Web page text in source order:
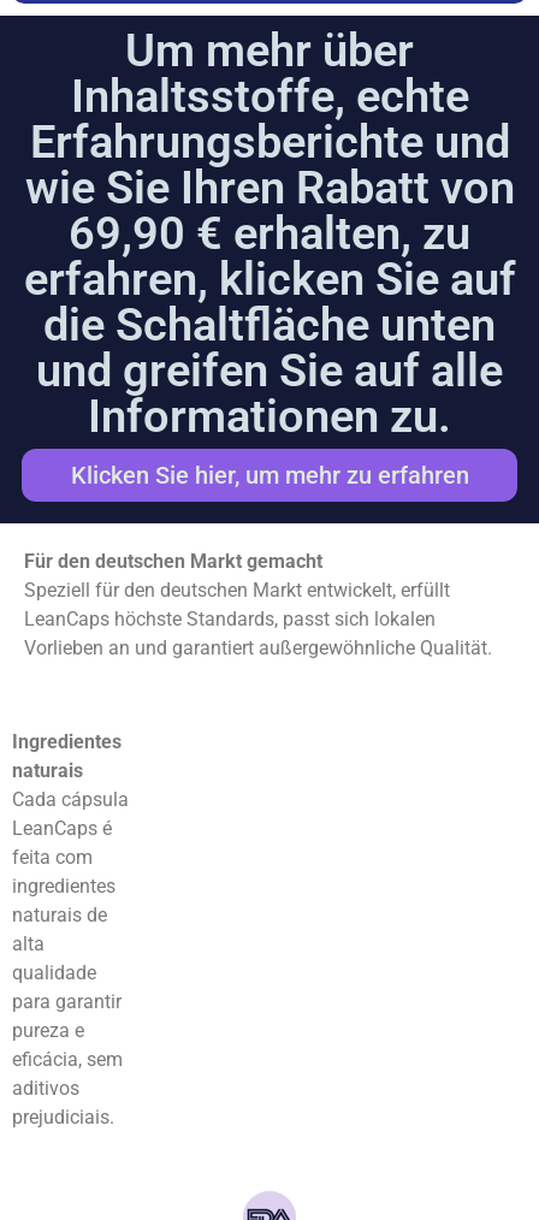
Um mehr über
Inhaltsstoffe, echte
Erfahrungsberichte und
wie Sie Ihren Rabatt von
69,90 € erhalten, zu
erfahren, klicken Sie auf
die Schaltfläche unten
und greifen Sie auf alle
Informationen zu.
Klicken Sie hier, um mehr zu erfahren
Für den deutschen Markt gemacht
Speziell für den deutschen Markt entwickelt, erfüllt
LeanCaps höchste Standards, passt sich lokalen
Vorlieben an und garantiert außergewöhnliche Qualität.
Ingredientes
naturais
Cada cápsula
LeanCaps é
feita com
ingredientes
naturais de
alta
qualidade
para garantir
pureza e
eficácia, sem
aditivos
prejudiciais.